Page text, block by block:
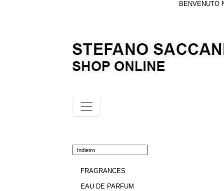
BENVENUTO
Indietro
FRAGRANCES
EAU DE PARFUM